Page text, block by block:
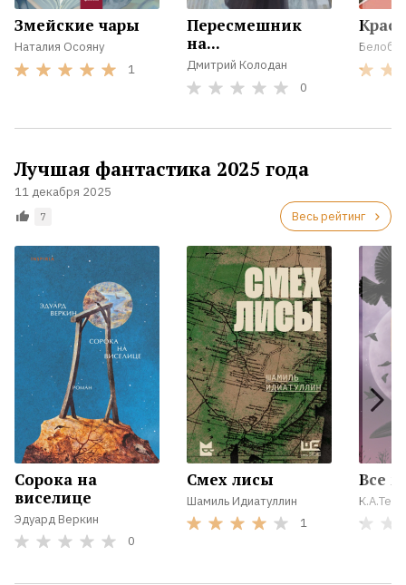
Змейские чары
Наталия Осояну
1
Пересмешник
на...
Дмитрий Колодан
0
Лучшая фантастика 2025 года
11 декабря 2025
7 Весь рейтинг
Сорока на
виселице
Эдуард Веркин
0
Смех лисы
Шамиль Идиатуллин
1
Все